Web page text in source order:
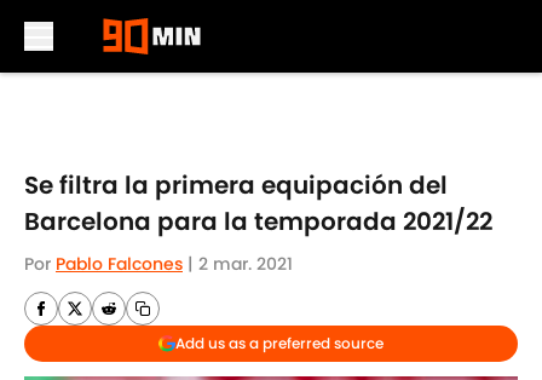
Se filtra la primera equipación del
Barcelona para la temporada 2021/22
Por Pablo Falcones | 2 mar. 2021
Add us as a preferred source